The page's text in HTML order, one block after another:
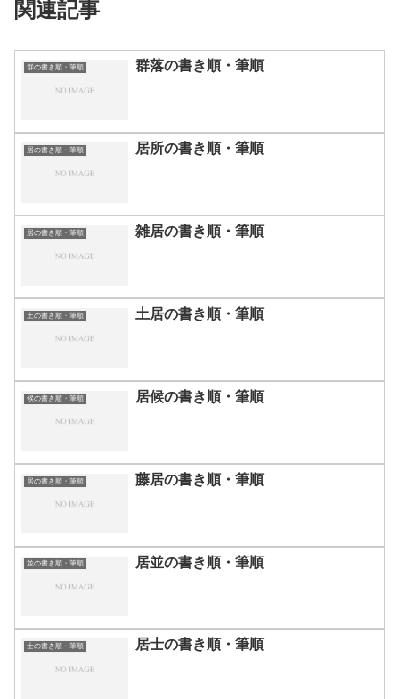
関連記事
群の書き順・筆順 群落の書き順・筆順
居の書き順・筆順 居所の書き順・筆順
居の書き順・筆順 雑居の書き順・筆順
土の書き順・筆順 土居の書き順・筆順
候の書き順・筆順 居候の書き順・筆順
居の書き順・筆順 藤居の書き順・筆順
並の書き順・筆順 居並の書き順・筆順
士の書き順・筆順 居士の書き順・筆順